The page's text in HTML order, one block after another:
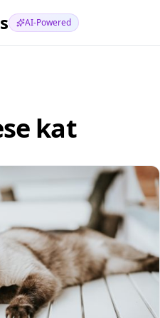
AI-Powered
kat